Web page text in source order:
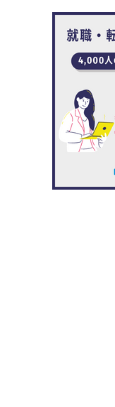
体験しながら学べ
返ります。
大学卒業後の進路
浮かべた仕事は営
ちがメーカーの営
った」と当時の就
まな企業の「営業
カーの内定を得る